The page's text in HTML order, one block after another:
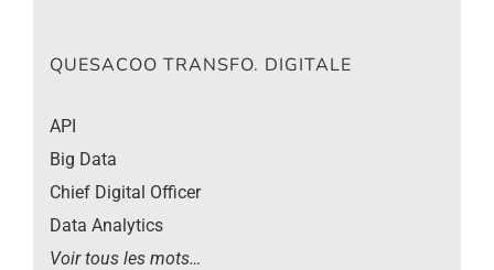
QUESACOO TRANSFO. DIGITALE
API
Big Data
Chief Digital Officer
Data Analytics
Voir tous les mots…